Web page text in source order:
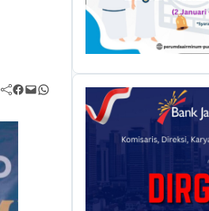
Facebook Mail WhatsApp